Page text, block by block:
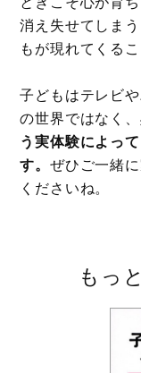
消え失せてしま
もが現れてくるこ
子どもはテレビ
の世界ではなく、
う実体験によっ
す。ぜひご一緒
くださいね。
もっ